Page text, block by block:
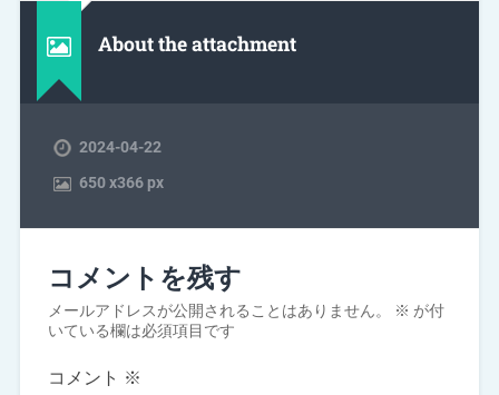
About the attachment
2024-04-22
650x366 px
コメントを残す
メールアドレスが公開されることはありません。 ※ が付
いている欄は必須項目です
コメント ※